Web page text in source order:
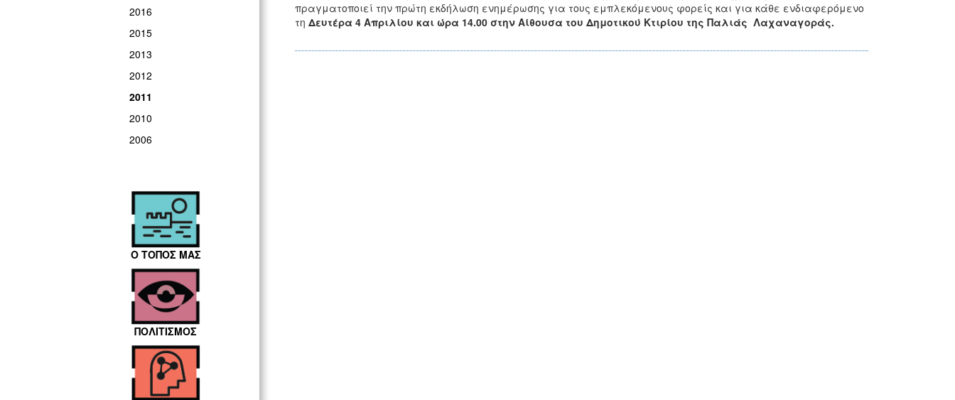
2016
2015
2013
2012
2011
2010
2006
Ο ΤΟΠΟΣ ΜΑΣ
ΠΟΛΙΤΙΣΜΟΣ
πραγματοποιεί την πρώτη εκδήλωση ενημέρωσης για τους εμπλεκόμενους φορείς και για κάθε ενδιαφερόμενο
τη Δευτέρα 4 Απριλίου και ώρα 14.00 στην Αίθουσα του Δημοτικού Κτιρίου της Παλιάς Λαχαναγοράς.